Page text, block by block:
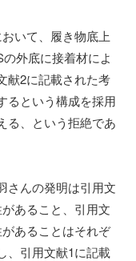
いて、履き物底上
外底に接着材によ
献2に記載された考
るという構成を採用
る、という拒絶であ
さんの発明は引用文
あること、引用文
あることはそれぞ
、引用文献1に記載